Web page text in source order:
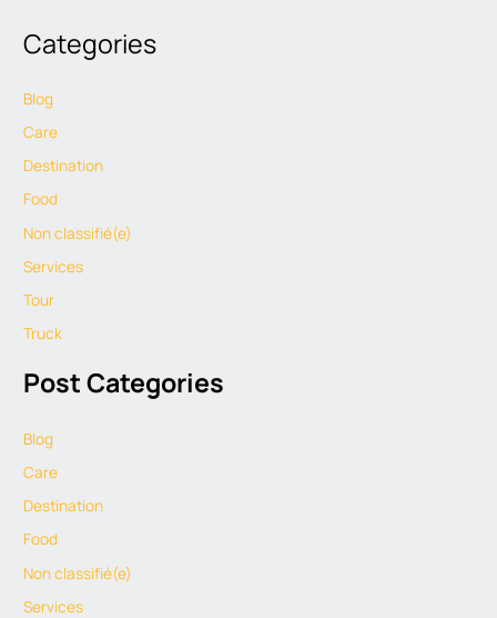
Categories
Blog
Care
Destination
Food
Non classifié(e)
Services
Tour
Truck
Post Categories
Blog
Care
Destination
Food
Non classifié(e)
Services